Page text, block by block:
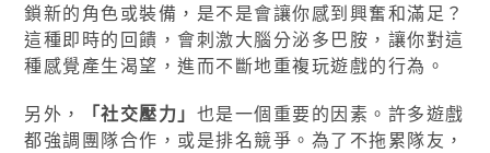
鎖新的角色或裝備，是不是會讓你感到興奮和滿足？
這種即時的回饋，會刺激大腦分泌多巴胺，讓你對這
種感覺產生渴望，進而不斷地重複玩遊戲的行為。
另外，
「社交壓力」 也是一個重要的因素。許多遊戲
都強調團隊合作，或是排名競爭。為了不拖累隊友，